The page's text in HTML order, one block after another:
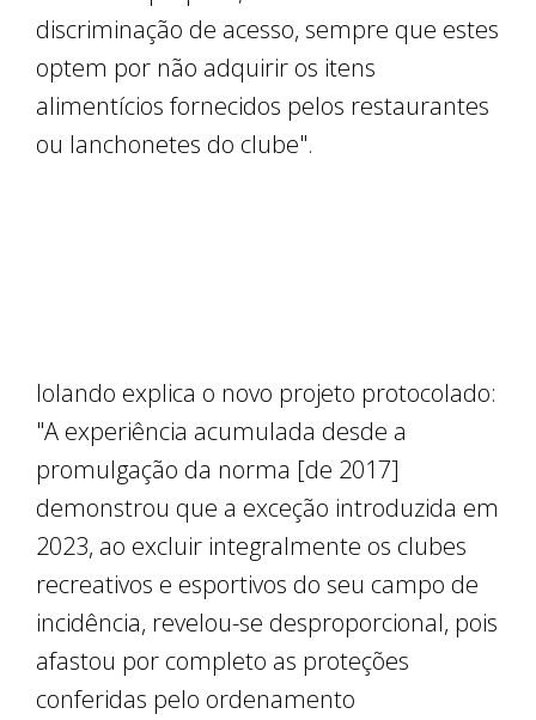
discriminação de acesso, sempre que estes
optem por não adquirir os itens
alimentícios fornecidos pelos restaurantes
ou lanchonetes do clube".
Iolando explica o novo projeto protocolado:
"A experiência acumulada desde a
promulgação da norma [de 2017]
demonstrou que a exceção introduzida em
2023, ao excluir integralmente os clubes
recreativos e esportivos do seu campo de
incidência, revelou-se desproporcional, pois
afastou por completo as proteções
conferidas pelo ordenamento